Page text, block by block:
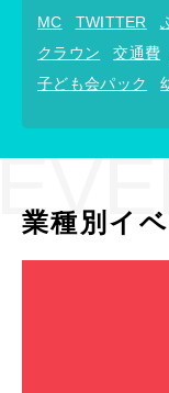
MC TWITTER
クラウン
交通費
子ども会パック
業種別イ